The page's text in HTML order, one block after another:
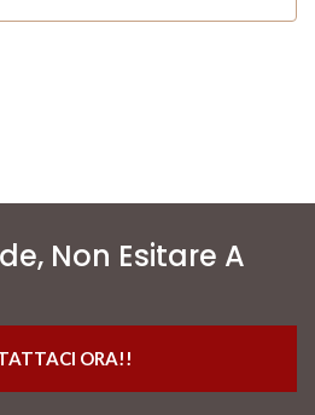
Non Esitare A
ORA!!